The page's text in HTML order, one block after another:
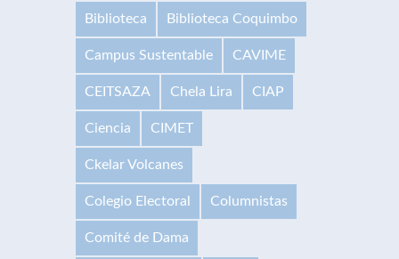
Biblioteca Biblioteca Coquimbo
Campus Sustentable CAVIME
CEITSAZA Chela Lira CIAP
Ciencia CIMET
Ckelar Volcanes
Colegio Electoral Columnistas
Comité de Dama